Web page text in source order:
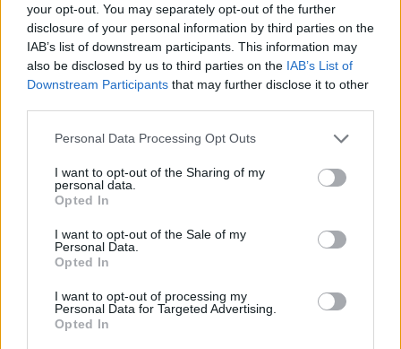
your opt-out. You may separately opt-out of the further
disclosure of your personal information by third parties on the
IAB’s list of downstream participants. This information may
also be disclosed by us to third parties on the IAB’s List of
Downstream Participants that may further disclose it to other
Personal Data Processing Opt Outs
I want to opt-out of the Sharing of my
personal data.
Opted In
I want to opt-out of the Sale of my
Personal Data.
Opted In
I want to opt-out of processing my
Personal Data for Targeted Advertising.
Opted In
Viticultores concentram-se na Régua
para exigir medidas urgentes para o
Douro
Compositor de Vila Real leva nova
obra ao Konzerthaus de Berlim...
6 de Agosto, 2026